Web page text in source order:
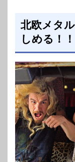
北欧メタ
しめる！！